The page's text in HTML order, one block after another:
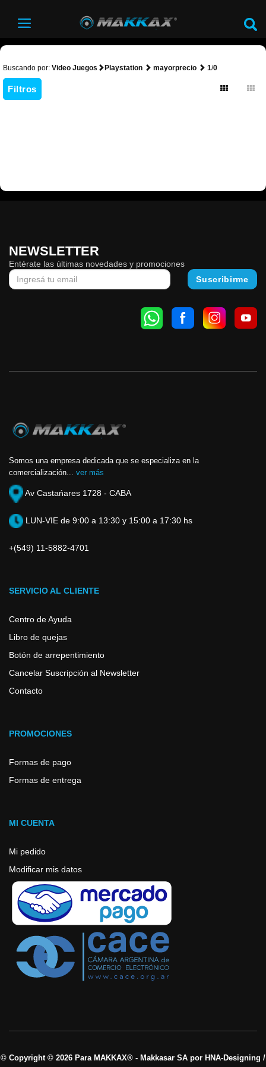
Buscando por: Video Juegos Playstation mayorprecio 1/0
Filtros
NEWSLETTER
Entérate las últimas novedades y promociones
Somos una empresa dedicada que se especializa en la
comercialización... ver más
Av Castańares 1728 - CABA
LUN-VIE de 9:00 a 13:30 y 15:00 a 17:30 hs
+(549) 11-5882-4701
SERVICIO AL CLIENTE
Centro de Ayuda
Libro de quejas
Botón de arrepentimiento
Cancelar Suscripción al Newsletter
Contacto
PROMOCIONES
Formas de pago
Formas de entrega
MI CUENTA
Mi pedido
Modificar mis datos
© Copyright © 2026 Para MAKKAX® - Makkasar SA por HNA-Designing /